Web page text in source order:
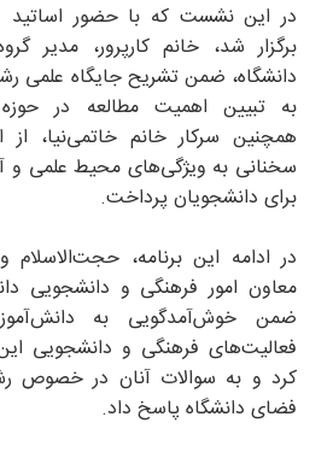
در این نشست که با حضور اساتید
برگزار شد، خانم کارپرور، مدیر
دانشگاه، ضمن تشریح جایگاه علمی
به تبیین اهمیت مطالعه در
همچنین سرکار خانم خاتمی‌نیا، از
سخنانی به ویژگی‌های محیط علمی و
برای دانشجویان پرداخت.
در ادامه این برنامه، حجت‌الاسلام
معاون امور فرهنگی و دانشجویی
ضمن خوش‌آمدگویی به
فعالیت‌های فرهنگی و دانشجویی
کرد و به سوالات آنان در خصوص
فضای دانشگاه پاسخ داد.